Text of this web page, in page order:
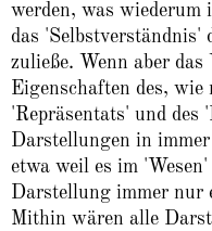
werden, was wiederum
das 'Selbstverständnis'
zuließe. Wenn aber das
Eigenschaften des, wie
'Repräsentats' und des
Darstellungen in
etwa weil es im
Darstellung immer nur
Mithin wären alle